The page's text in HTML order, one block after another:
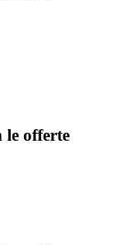
offerte